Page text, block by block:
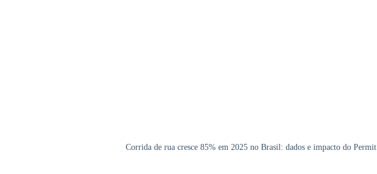
Corrida de rua cresce 85% em 2025 no Brasil: dados e impacto do Permit